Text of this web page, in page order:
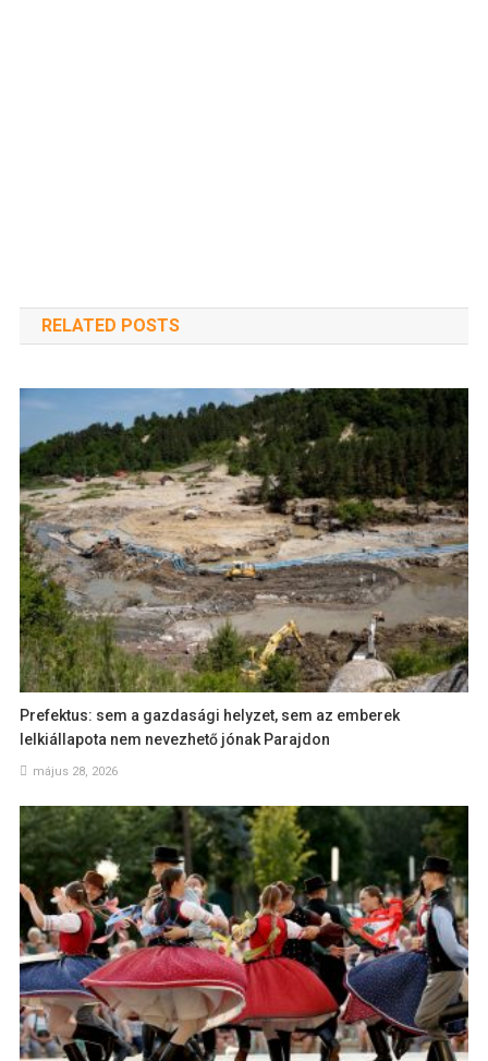
RELATED POSTS
Prefektus: sem a gazdasági helyzet, sem az emberek
lelkiállapota nem nevezhető jónak Parajdon
május 28, 2026